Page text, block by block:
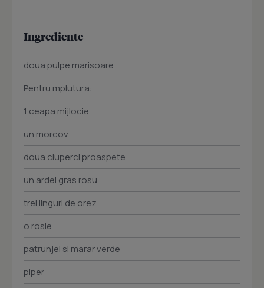
Ingrediente
doua pulpe marisoare
Pentru mplutura:
1 ceapa mijlocie
un morcov
doua ciuperci proaspete
un ardei gras rosu
trei linguri de orez
o rosie
patrunjel si marar verde
piper